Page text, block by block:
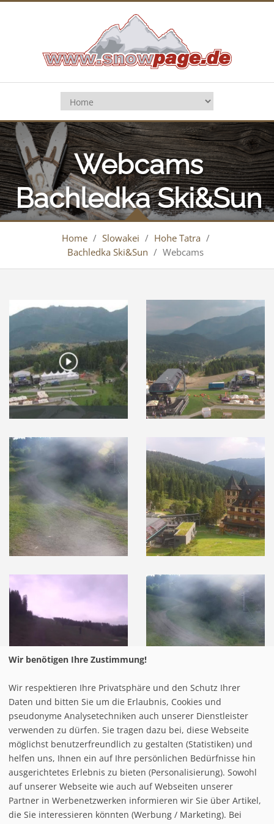
Webcams
Bachledka Ski&Sun
Home / Slowakei / Hohe Tatra /
Bachledka Ski&Sun / Webcams
Wir benötigen Ihre Zustimmung!
Wir respektieren Ihre Privatsphäre und den Schutz Ihrer
Daten und bitten Sie um die Erlaubnis, Cookies und
pseudonyme Analysetechniken auch unserer Dienstleister
verwenden zu dürfen. Sie tragen dazu bei, diese Webseite
möglichst benutzerfreundlich zu gestalten (Statistiken) und
helfen uns, Ihnen ein auf Ihre persönlichen Bedürfnisse hin
ausgerichtetes Erlebnis zu bieten (Personalisierung). Sowohl
auf unserer Webseite wie auch auf Webseiten unserer
Partner in Werbenetzwerken informieren wir Sie über Artikel,
die Sie interessieren könnten (Werbung / Marketing). Bei